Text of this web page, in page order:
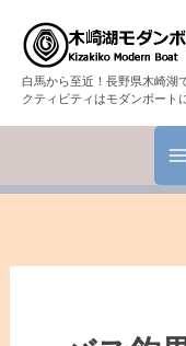
白馬から至近！長野県木崎湖
クティビティはモダンボート